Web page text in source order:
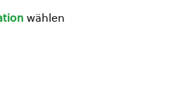
wählen